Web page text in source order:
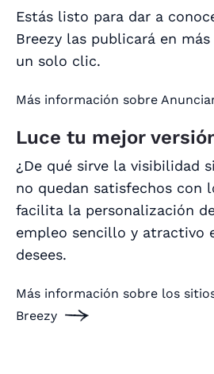
Estás listo para dar a
Breezy las publicará en
un solo clic.
Más información sobre
Luce tu mejor
¿De qué sirve la visibilidad
no quedan satisfechos con
facilita la personalización
empleo sencillo y atractivo
desees.
Más información sobre los
Breezy